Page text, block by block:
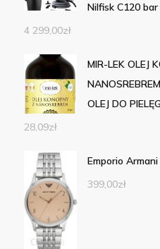
Nilfisk C120 bar
4 299,00zł
MIR-LEK OLEJ
OLEJ DO
28,09zł
Emporio
399,00zł